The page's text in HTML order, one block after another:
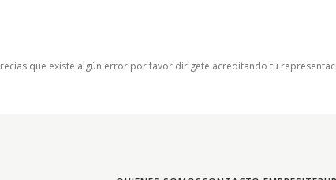
que existe algún error por favor dirígete acreditando tu